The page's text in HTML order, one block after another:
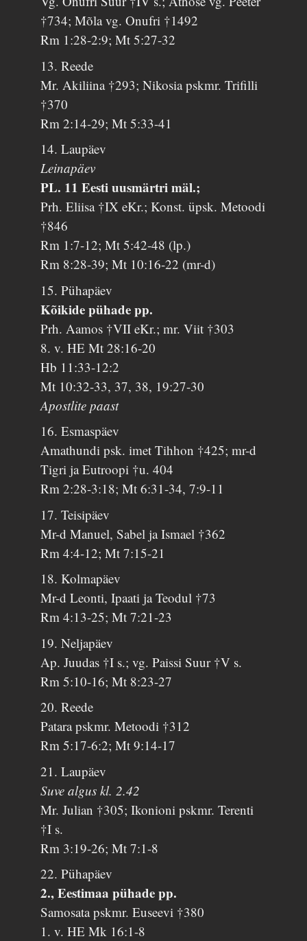
†734; Mõla vg. Onufri †1492
Rm 1:28-2:9; Mt 5:27-32
13. Reede
Mr. Akiliina †293; Nikosia pskmr. Trifilli
†370
Rm 2:14-29; Mt 5:33-41
14. Laupäev
Leinapäev
PL. 11 Eesti uusmärtri mäl.;
Prh. Eliisa †IX eKr.; Konst. üpsk. Metoodi
†846
Rm 1:7-12; Mt 5:42-48 (lp.)
Rm 8:28-39; Mt 10:16-22 (mr-d)
15. Pühapäev
Kõikide pühade pp.
Prh. Aamos †VII eKr.; mr. Viit †303
8. v. HE Mt 28:16-20
Hb 11:33-12:2
Mt 10:32-33, 37, 38, 19:27-30
Apostlite paast
16. Esmaspäev
Amathundi psk. imet Tihhon †425; mr-d
Tigri ja Eutroopi †u. 404
Rm 2:28-3:18; Mt 6:31-34, 7:9-11
17. Teisipäev
Mr-d Manuel, Sabel ja Ismael †362
Rm 4:4-12; Mt 7:15-21
18. Kolmapäev
Mr-d Leonti, Ipaati ja Teodul †73
Rm 4:13-25; Mt 7:21-23
19. Neljapäev
Ap. Juudas †I s.; vg. Paissi Suur †V s.
Rm 5:10-16; Mt 8:23-27
20. Reede
Patara pskmr. Metoodi †312
Rm 5:17-6:2; Mt 9:14-17
21. Laupäev
Suve algus kl. 2.42
Mr. Julian †305; Ikonioni pskmr. Terenti
†I s.
Rm 3:19-26; Mt 7:1-8
22. Pühapäev
2., Eestimaa pühade pp.
Samosata pskmr. Euseevi †380
1. v. HE Mk 16:1-8